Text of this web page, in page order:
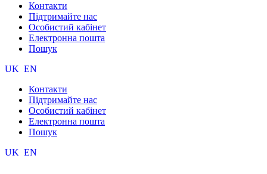
Контакти
Підтримайте нас
Особистий кабінет
Електронна пошта
Пошук
UK EN
Контакти
Підтримайте нас
Особистий кабінет
Електронна пошта
Пошук
UK EN